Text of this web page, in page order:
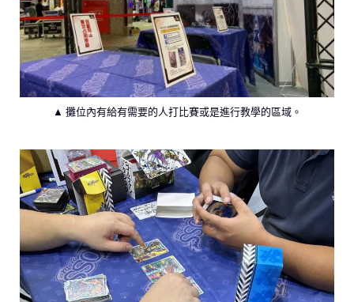
▲ 攤位內有給有需要的人打比賽或是進行教學的區域。